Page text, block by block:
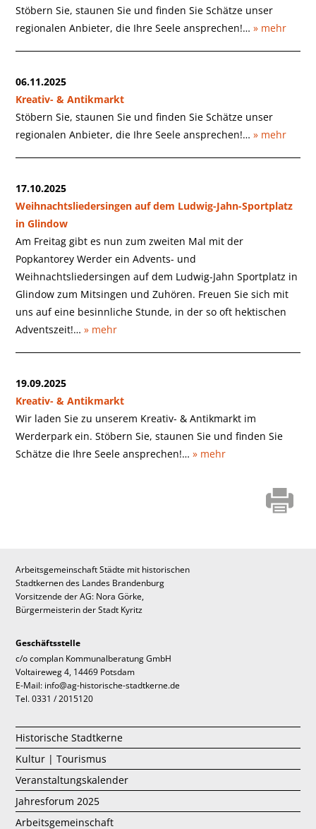
Stöbern Sie, staunen Sie und finden Sie Schätze unser
regionalen Anbieter, die Ihre Seele ansprechen!…» mehr
06.11.2025
Kreativ- & Antikmarkt
Stöbern Sie, staunen Sie und finden Sie Schätze unser
regionalen Anbieter, die Ihre Seele ansprechen!…» mehr
17.10.2025
Weihnachtsliedersingen auf dem Ludwig-Jahn-Sportplatz
in Glindow
Am Freitag gibt es nun zum zweiten Mal mit der
Popkantorey Werder ein Advents- und
Weihnachtsliedersingen auf dem Ludwig-Jahn Sportplatz in
Glindow zum Mitsingen und Zuhören. Freuen Sie sich mit
uns auf eine besinnliche Stunde, in der so oft hektischen
Adventszeit!…» mehr
19.09.2025
Kreativ- & Antikmarkt
Wir laden Sie zu unserem Kreativ- & Antikmarkt im
Werderpark ein. Stöbern Sie, staunen Sie und finden Sie
Schätze die Ihre Seele ansprechen!…» mehr
Arbeitsgemeinschaft Städte mit historischen
Stadtkernen des Landes Brandenburg
Vorsitzende der AG: Nora Görke,
Bürgermeisterin der Stadt Kyritz
Geschäftsstelle
c/o complan Kommunalberatung GmbH
Voltaireweg 4, 14469 Potsdam
E-Mail: info@ag-historische-stadtkerne.de
Tel. 0331 / 2015120
Historische Stadtkerne
Kultur | Tourismus
Veranstaltungskalender
Jahresforum 2025
Arbeitsgemeinschaft